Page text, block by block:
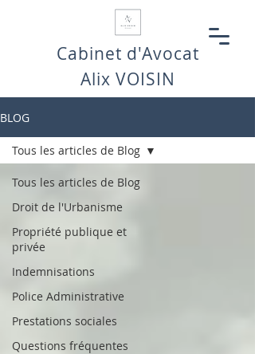
Cabinet d'Avocat
Alix VOISIN
BLOG
Tous les articles de Blog
Droit de l'Urbanisme
Propriété publique et
privée
Indemnisations
Police Administrative
Prestations sociales
Questions fréquentes
Tous les articles de Blog